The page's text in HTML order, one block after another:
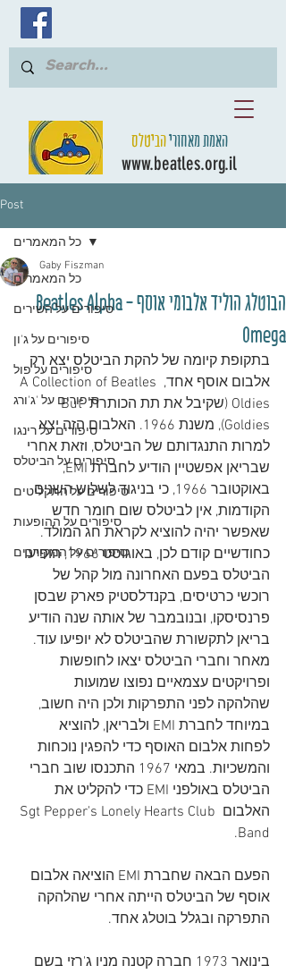
האמת מאחוריהביטלס
www.beatles.org.il
Post
כל המאמרים
סיפורים על השירים
סיפורים על ג'ון
סיפורים על פול
סיפורים על 'ג'ורג
סיפורים על רינגו
סיפורים על הביטלס
סיפורים על התקליטים
סיפורים על ההופעות
סיפורים על המקורבים
כל המאמרים
הבוטלג הוליד אלבומי אוסף - Beatles Alpha
Omega
Gaby Fiszman
בתקופת קיומה של להקת הביטלס יצא רק
אלבום אוסף אחד, A Collection of Beatles
Oldies (שקיבל את תת הכותרת But
Goldies), משנת 1966. האלבום הזה יצא
למרות התנגדותם של הביטלס, וזאת אחרי
שבריאן אפשטיין הודיע ​​לחברת EMI,
באוקטובר 1966, כי בניגוד לשלוש השנים
הקודמות, אין לביטלס שום חומר חדש
שאפשר יהיה להוציא לקראת חג המולד.
כחודשיים קודם לכן, באוגוסט 1966, הופיעו
הביטלס בפעם האחרונה מול קהל של
רוכשי כרטיסים, בקנדלסטיק פארק שבסן
פרנסיסקו, ובנובמבר של אותה שנה הודיע
בריאן לתקשורת שהביטלס לא יופיעו עוד.
מאחר וחברי הביטלס יצאו לחופשות
ופרויקטים עצמאיים נפוצו שמועות
שהלהקה לפני התפרקות ולכן היה חשוב,
במיוחד לחברת EMI ולבריאן, להוציא
לפחות אלבום האוסף כדי להפגין נוכחות
והמשכיות. במאי 1967 התכנסו שוב חברי
הביטלס באולפני EMI כדי להקליט את
האלבום Sgt Pepper's Lonely Hearts Club
Band.
הפעם הבאה שחברת EMI הוציאה אלבום
אוסף של הביטלס הייתה אחרי שהלהקה
התפרקה ובגלל בוטלג אחד.
בינואר 1973 חברה קטנה מניו ג'רזי בשם